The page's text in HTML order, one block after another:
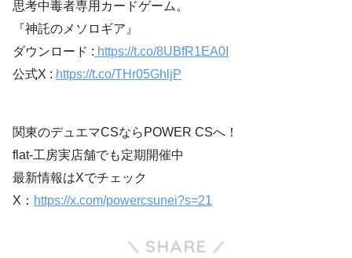
思考中毒者専用カードゲーム。
『神託のメソロギア』
ダウンロード : https://t.co/8UBfR1EA0I
公式X : https://t.co/THr05GhljP
関東のデュエマCSならPOWER CSへ！
flat-工房実店舗でも定期開催中
最新情報はXでチェック
X： https://x.com/powercsunei?s=21
SHARE